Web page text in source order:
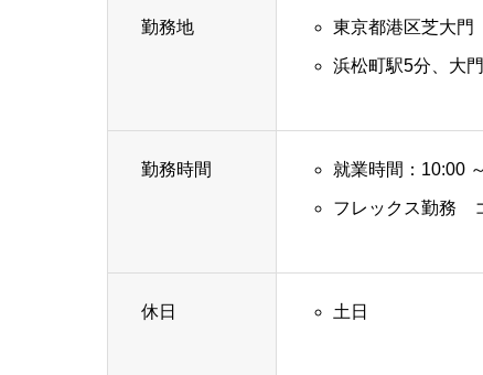
勤務地 東京都港区芝大門
浜松町駅5分、大
勤務時間 就業時間：10:00
フレックス勤務
休日 土日